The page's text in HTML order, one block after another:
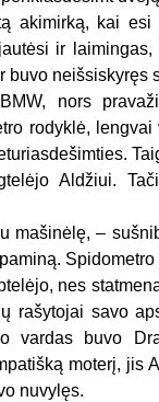
akimirką, kai
ir
buvo
nors
rodyklė,
Aldžiui.
mašinėlę, –
nes
rašytojai savo
vardas buvo
moterį, jis
nuvylęs.